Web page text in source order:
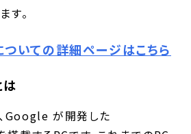
す。
いての詳細ページはこちら
が開発した